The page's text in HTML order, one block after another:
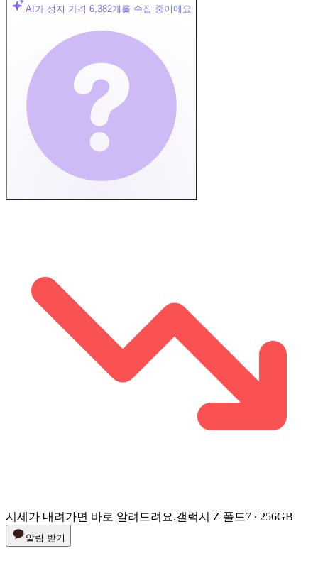
AI가 성지 가격 6,382개를 수집 중이에요
시세가 내려가면 바로 알려드려요.갤럭시 Z 폴드7 ∙ 256GB
알림 받기